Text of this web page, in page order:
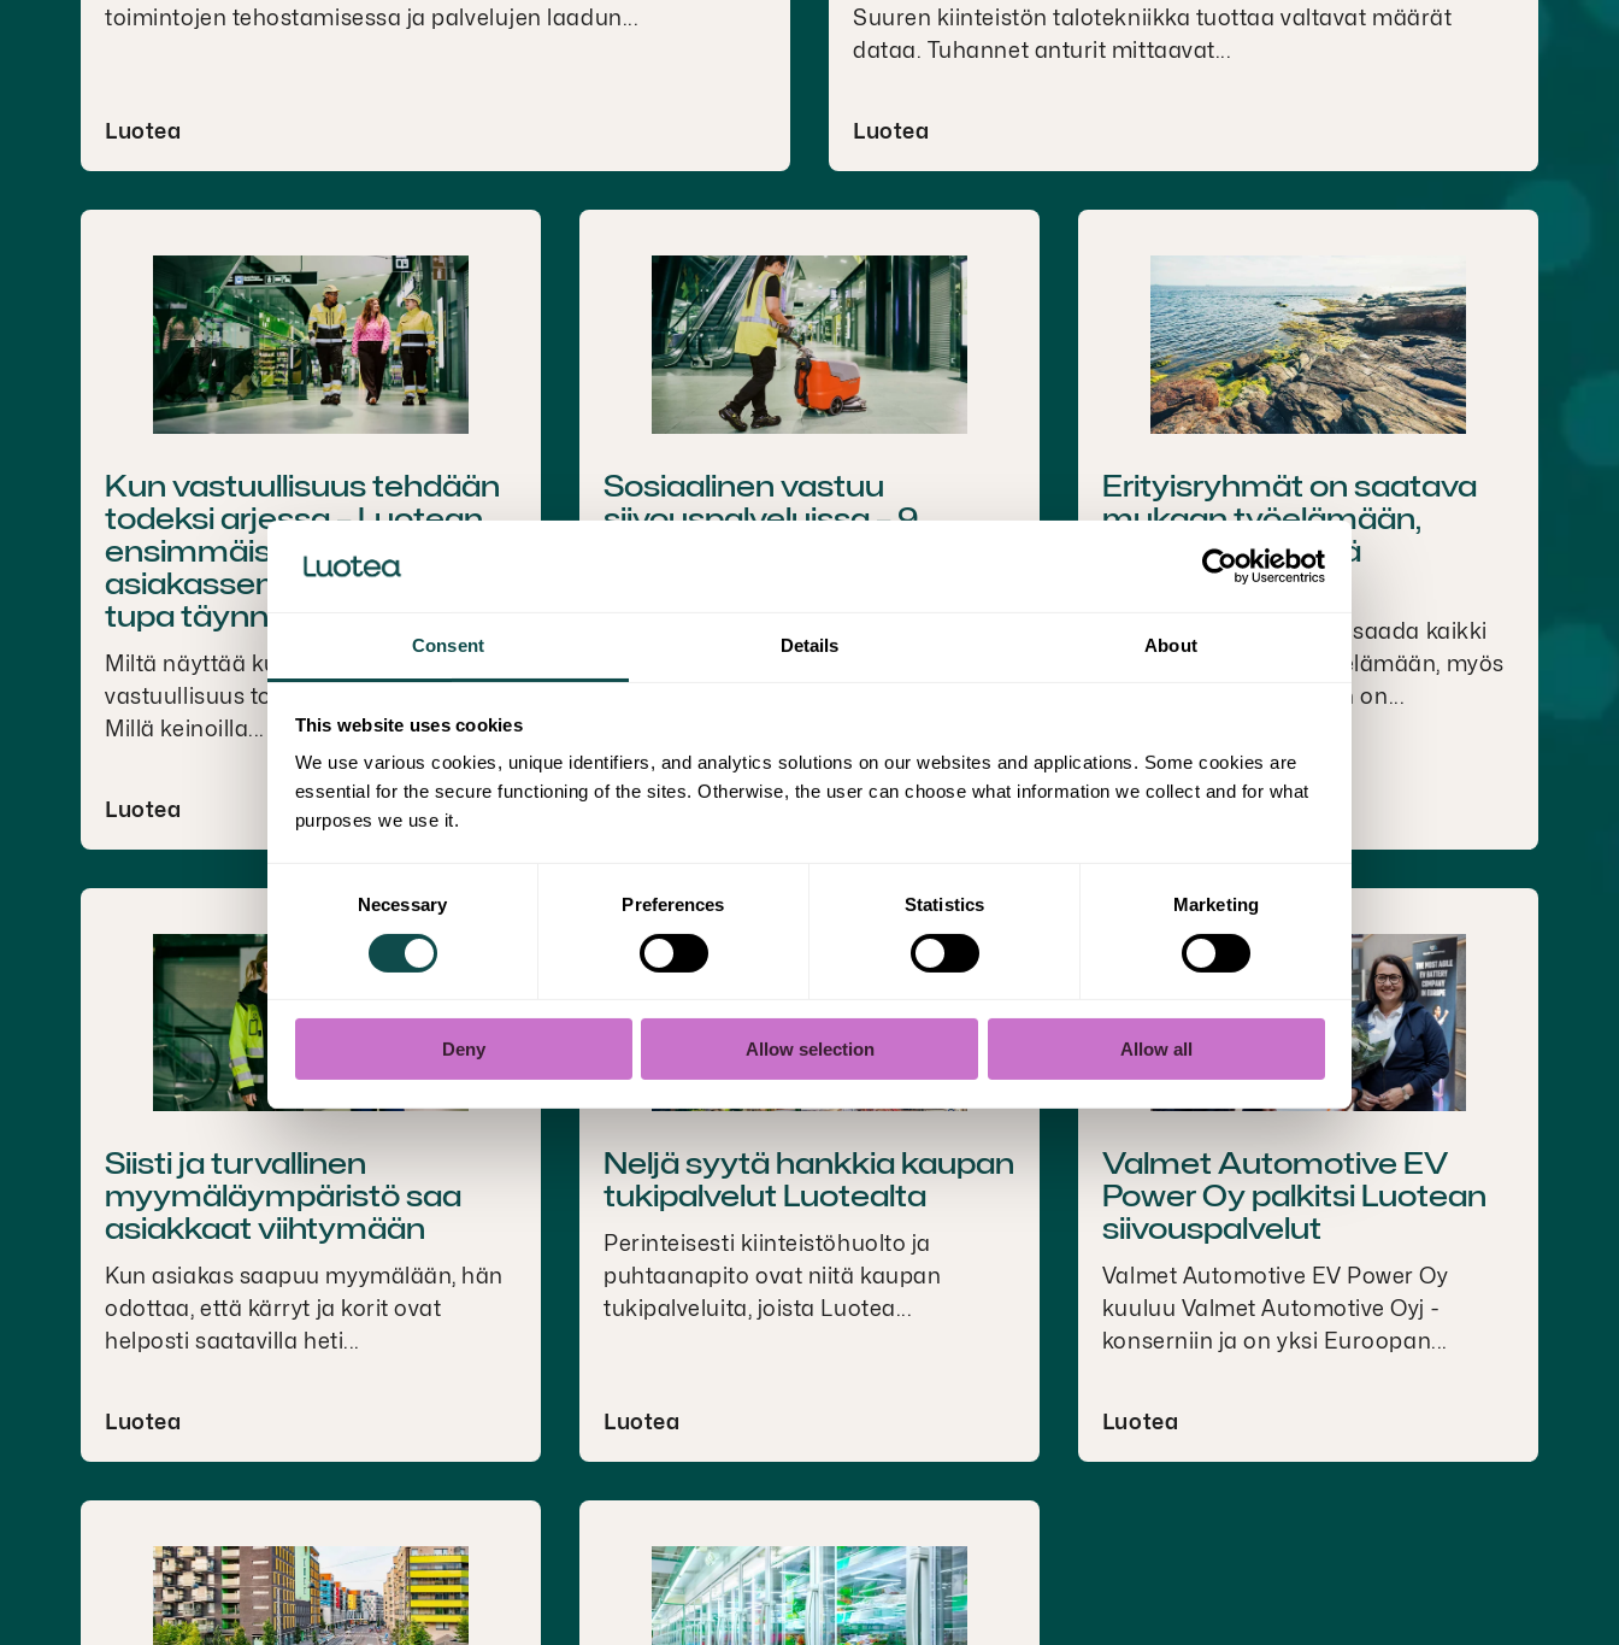
Consent Details About
This website uses cookies
We use various cookies, unique identifiers, and analytics solutions on our websites and applications. Some cookies are
essential for the secure functioning of the sites. Otherwise, the user can choose what information we collect and for what
purposes we use it.
Necessary Preferences Statistics Marketing
Deny Allow selection Allow all
toimintojen tehostamisessa ja palvelujen laadun...
Luotea
Suuren kiinteistön talotekniikka tuottaa valtavat määrät
dataa. Tuhannet anturit mittaavat...
Luotea
Kun vastuullisuus tehdään
todeksi arjessa – Luotean
ensimmäisessä
asiakasseminaarissa oli
tupa täynnä
Miltä näyttää kuin sosiaalinen
vastuullisuus toteutuu kiinteistöalalla?
Millä keinoilla...
Luotea
Sosiaalinen vastuu
siivouspalveluissa – 9
Erityisryhmät on saatava
mukaan työelämään,
mutta miten siinä
onnistutaan?
Luotean tahtotilana on saada kaikki
halukkaat mukaan työelämään, myös
sellaiset henkilöt, joiden on...
Siisti ja turvallinen
myymäläympäristö saa
asiakkaat viihtymään
Kun asiakas saapuu myymälään, hän
odottaa, että kärryt ja korit ovat
helposti saatavilla heti...
Luotea
Neljä syytä hankkia kaupan
tukipalvelut Luotealta
Perinteisesti kiinteistöhuolto ja
puhtaanapito ovat niitä kaupan
tukipalveluita, joista Luotea...
Luotea
Valmet Automotive EV
Power Oy palkitsi Luotean
siivouspalvelut
Valmet Automotive EV Power Oy
kuuluu Valmet Automotive Oyj -
konserniin ja on yksi Euroopan...
Luotea